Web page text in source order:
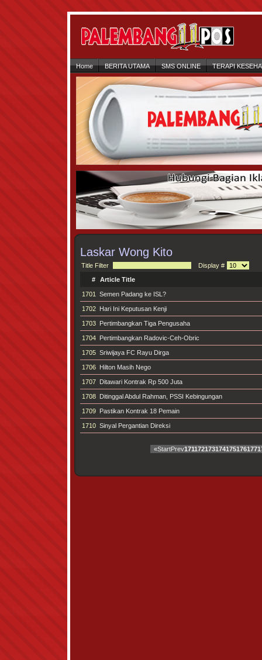
Home BERITA UTAMA SMS ONLINE TERAPI
Laskar Wong Kito
Title Filter
Display #
#
Article Title
1701 Semen Padang ke ISL?
1702 Hari Ini Keputusan Kenji
1703 Pertimbangkan Tiga Pengusaha
1704 Pertimbangkan Radovic-Ceh-Obric
1705 Sriwijaya FC Rayu Dirga
1706 Hilton Masih Nego
1707 Ditawari Kontrak Rp 500 Juta
1708 Ditinggal Abdul Rahman, PSSI Kebingungan
1709 Pastikan Kontrak 18 Pemain
1710 Sinyal Pergantian Direksi
«StartPrev171172173174175176177